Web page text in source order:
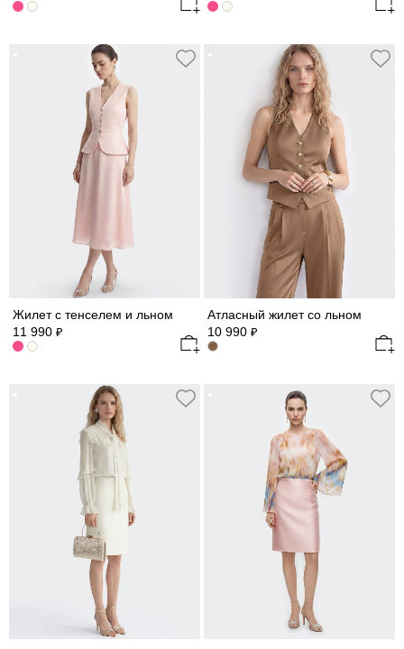
Жилет с тенселем и льном
11 990 ₽
Атласный жилет со льном
10 990 ₽